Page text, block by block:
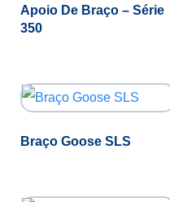
Apoio De Braço – Série
350
Braço Goose SLS